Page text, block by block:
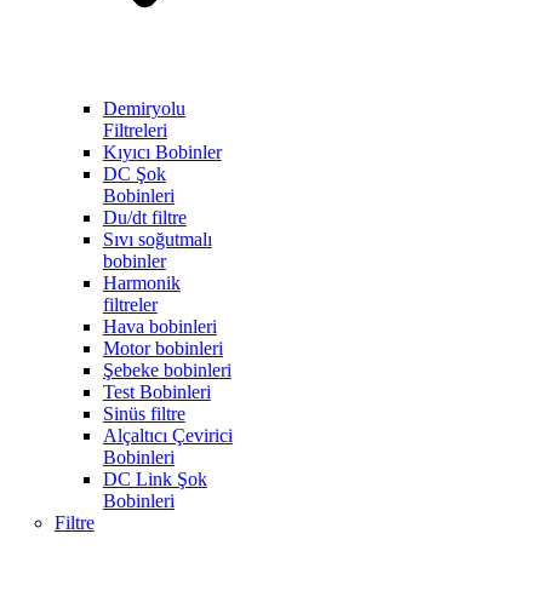
Demiryolu
Filtreleri
Kıyıcı Bobinler
DC Şok
Bobinleri
Du/dt filtre
Sıvı soğutmalı
bobinler
Harmonik
filtreler
Hava bobinleri
Motor bobinleri
Şebeke bobinleri
Test Bobinleri
Sinüs filtre
Alçaltıcı Çevirici
Bobinleri
DC Link Şok
Bobinleri
Filtre